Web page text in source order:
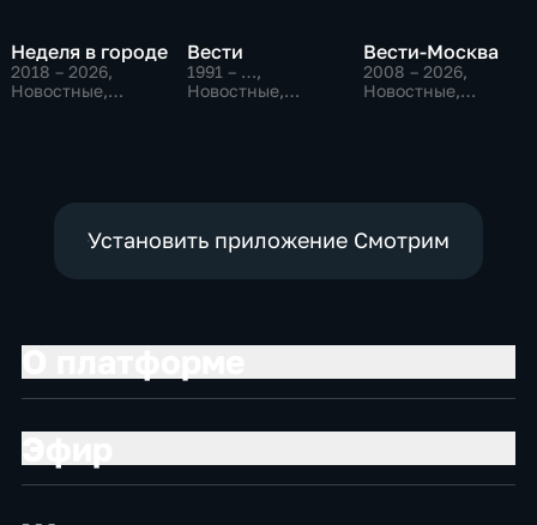
Неделя в городе
2018 – 2026,
Новостные,
Вести
1991 – …,
Новостные,
Вести-Москва
2008 – 2026,
Новостные,
Установить приложение Смотрим